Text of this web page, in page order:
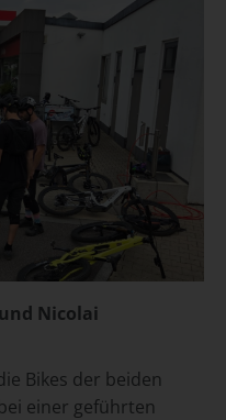
Nicolai
Bikes der beiden
einer geführten